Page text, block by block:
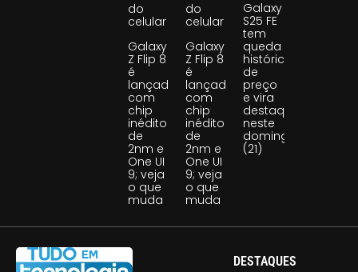
do
celular
Galaxy
Z Flip 8
é
lançado
com
chip
inédito
de
2nm e
One UI
9; veja
o que
muda
do
celular
Galaxy
Z Flip 8
é
lançado
com
chip
inédito
de
2nm e
One UI
9; veja
o que
muda
Galaxy
S25 FE
tem
queda
histórica
de
preço
e vira
destaque
neste
domingo
(21)
DESTAQUES